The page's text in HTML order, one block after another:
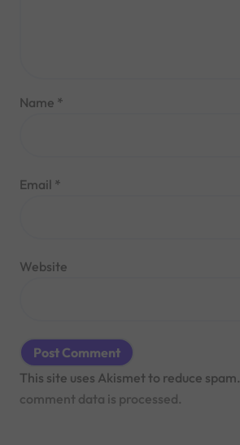
Name *
Email *
Website
This site uses Akismet to reduce spam.
comment data is processed.